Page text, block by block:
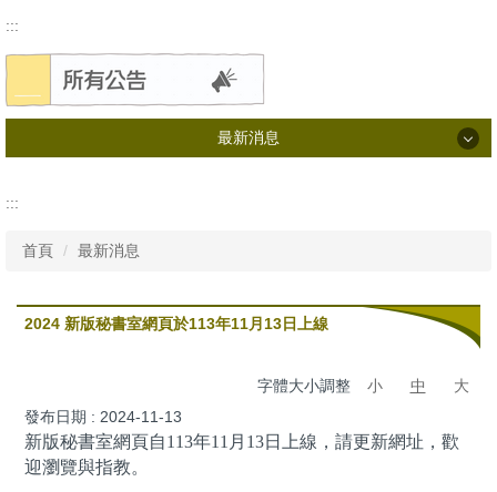
:::
最新消息
:::
首頁 最新消息
2024 新版秘書室網頁於113年11月13日上線
字體大小調整 小 中
大
發布日期 : 2024-11-13
新版秘書室網頁自113年11月13日上線，請更新網址，歡
迎瀏覽與指教。